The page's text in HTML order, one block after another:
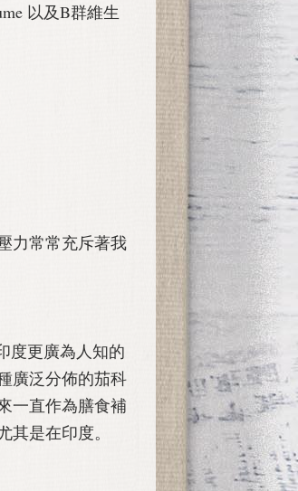
以及B群維生
力常常充斥著我
度更廣為人知的
廣泛分佈的茄科
一直作為膳食補
是在印度。